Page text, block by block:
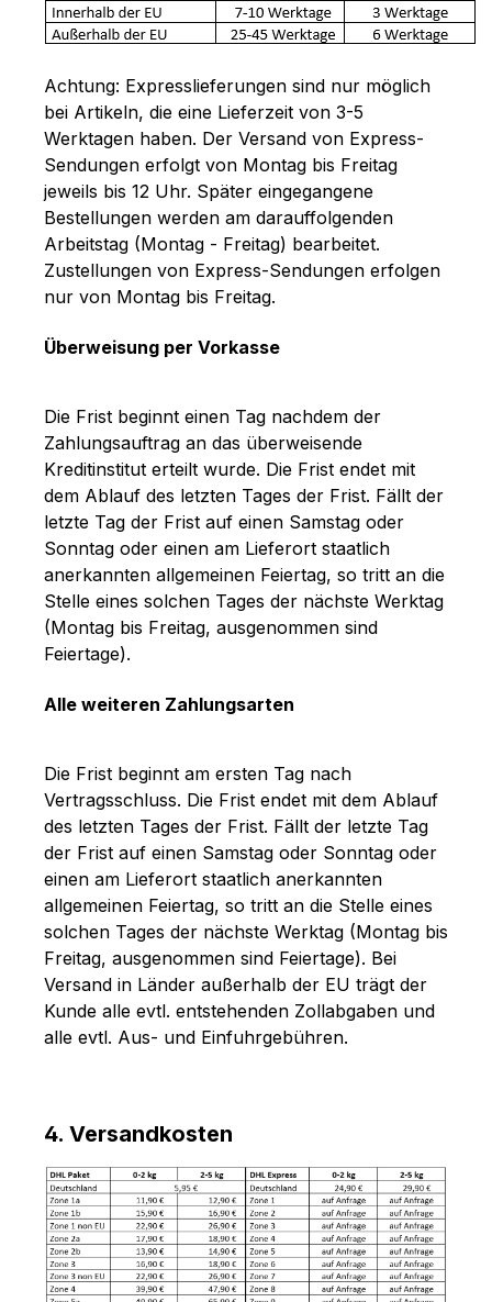
Achtung: Expresslieferungen sind nur möglich
bei Artikeln, die eine Lieferzeit von 3-5
Werktagen haben. Der Versand von Express-
Sendungen erfolgt von Montag bis Freitag
jeweils bis 12 Uhr. Später eingegangene
Bestellungen werden am darauffolgenden
Arbeitstag (Montag - Freitag) bearbeitet.
Zustellungen von Express-Sendungen erfolgen
nur von Montag bis Freitag.
Überweisung per Vorkasse
Die Frist beginnt einen Tag nachdem der
Zahlungsauftrag an das überweisende
Kreditinstitut erteilt wurde. Die Frist endet mit
dem Ablauf des letzten Tages der Frist. Fällt der
letzte Tag der Frist auf einen Samstag oder
Sonntag oder einen am Lieferort staatlich
anerkannten allgemeinen Feiertag, so tritt an die
Stelle eines solchen Tages der nächste Werktag
(Montag bis Freitag, ausgenommen sind
Feiertage).
Alle weiteren Zahlungsarten
Die Frist beginnt am ersten Tag nach
Vertragsschluss. Die Frist endet mit dem Ablauf
des letzten Tages der Frist. Fällt der letzte Tag
der Frist auf einen Samstag oder Sonntag oder
einen am Lieferort staatlich anerkannten
allgemeinen Feiertag, so tritt an die Stelle eines
solchen Tages der nächste Werktag (Montag bis
Freitag, ausgenommen sind Feiertage). Bei
Versand in Länder außerhalb der EU trägt der
Kunde alle evtl. entstehenden Zollabgaben und
alle evtl. Aus- und Einfuhrgebühren.
4. Versandkosten